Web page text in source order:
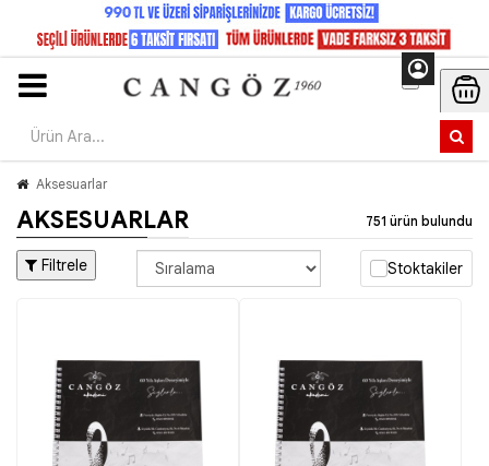
Aksesuarlar
AKSESUARLAR 751 ürün bulundu
Filtrele Stoktakiler